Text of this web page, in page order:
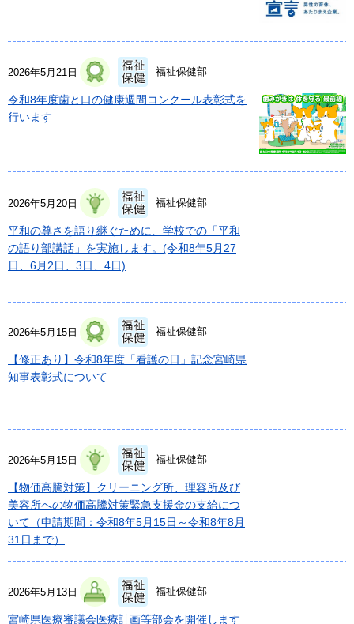
2026年5月21日 福祉保健部
令和8年度歯と口の健康週間コンクール表彰式を
行います
2026年5月20日 福祉保健部
平和の尊さを語り継ぐために、学校での「平和
の語り部講話」を実施します。(令和8年5月27
日、6月2日、3日、4日)
2026年5月15日 福祉保健部
【修正あり】令和8年度「看護の日」記念宮崎県
知事表彰式について
2026年5月15日 福祉保健部
【物価高騰対策】クリーニング所、理容所及び
美容所への物価高騰対策緊急支援金の支給につ
いて（申請期間：令和8年5月15日～令和8年8月
31日まで）
2026年5月13日 福祉保健部
宮崎県医療審議会医療計画等部会を開催します